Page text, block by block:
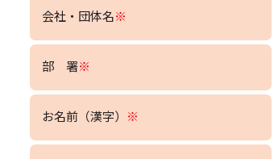
会社・団体名※
部 署※
お名前（漢字） ※